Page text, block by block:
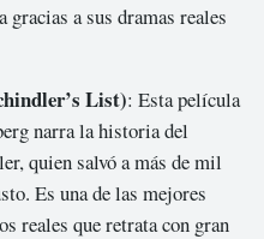
gracias a sus dramas reales
List): Esta película
narra la historia del
quien salvó a más de mil
Es una de las mejores
reales que retrata con gran